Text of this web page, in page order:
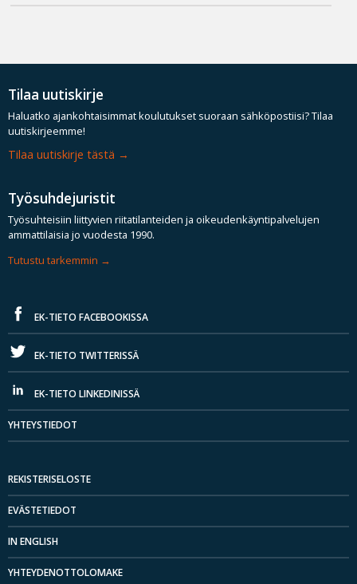
Tilaa uutiskirje
Haluatko ajankohtaisimmat koulutukset suoraan sähköpostiisi? Tilaa
uutiskirjeemme!
Tilaa uutiskirje tästä
Työsuhdejuristit
Työsuhteisiin liittyvien riitatilanteiden ja oikeudenkäyntipalvelujen
ammattilaisia jo vuodesta 1990.
Tutustu tarkemmin
EK-TIETO FACEBOOKISSA
EK-TIETO TWITTERISSÄ
EK-TIETO LINKEDINISSÄ
YHTEYSTIEDOT
REKISTERISELOSTE
EVÄSTETIEDOT
IN ENGLISH
YHTEYDENOTTOLOMAKE